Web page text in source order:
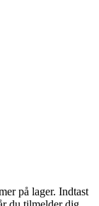
på lager. Indtast